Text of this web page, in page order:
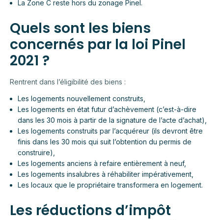
La Zone C reste hors du zonage Pinel.
Quels sont les biens
concernés par la loi Pinel
2021 ?
Rentrent dans l’éligibilité des biens :
Les logements nouvellement construits,
Les logements en état futur d’achèvement (c’est-à-dire
dans les 30 mois à partir de la signature de l’acte d’achat),
Les logements construits par l’acquéreur (ils devront être
finis dans les 30 mois qui suit l’obtention du permis de
construire),
Les logements anciens à refaire entièrement à neuf,
Les logements insalubres à réhabiliter impérativement,
Les locaux que le propriétaire transformera en logement.
Les réductions d’impôt